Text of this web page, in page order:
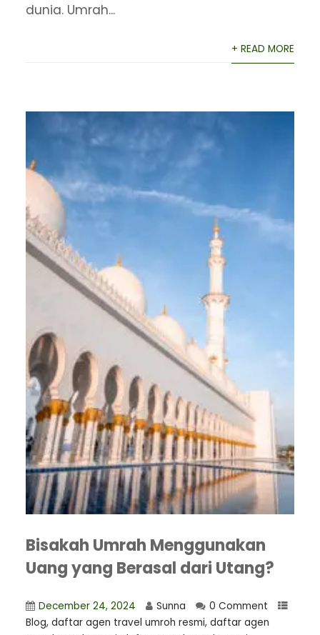
dunia. Umrah...
+ READ MORE
Bisakah Umrah Menggunakan
Uang yang Berasal dari Utang?
December 24, 2024 Sunna
0 Comment
Blog, daftar agen travel umroh resmi, ⁠daftar agen